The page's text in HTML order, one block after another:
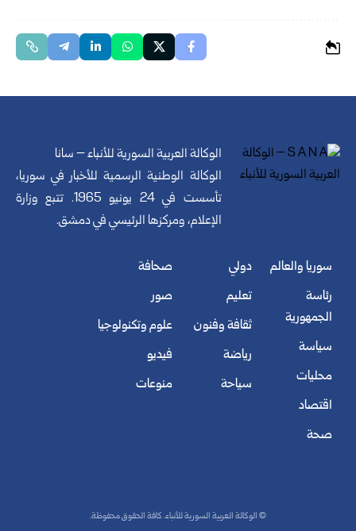
الوكالة العربية السورية للأنباء – سانا
الوكالة الوطنية الرسمية للأخبار في سوريا،
تأسست في 24 يونيو 1965. تتبع وزارة
الإعلام، ومركزها الرئيسي في دمشق.
سوريا والعالم
رئاسة
الجمهورية
سياسة
محليات
اقتصاد
صحة
دولي
تعليم
ثقافة وفنون
رياضة
سياحة
صحافة
صور
علوم وتكنولوجيا
فيديو
منوعات
© الوكالة العربية السورية للأنباء. كافة الحقوق محفوظة.